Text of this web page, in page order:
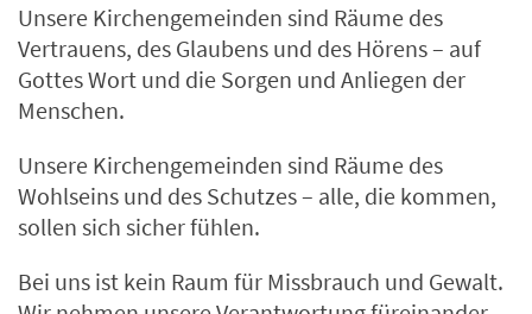
Unsere Kirchengemeinden sind Räume des
Vertrauens, des Glaubens und des Hörens – auf
Gottes Wort und die Sorgen und Anliegen der
Menschen.
Unsere Kirchengemeinden sind Räume des
Wohlseins und des Schutzes – alle, die kommen,
sollen sich sicher fühlen.
Bei uns ist kein Raum für Missbrauch und Gewalt.